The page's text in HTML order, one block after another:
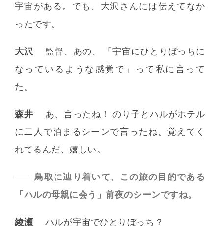
宇宙がある。でも、大沢さんには伝えてなか
ったです。
大沢
監督、あの、 「宇宙にひとりぼっちに
なっているような感覚で」って私に言って
た。
森井
あ、言ったね！ のり子とハルがホテル
に二人で泊まるシーンで言ったね。覚えてく
れてるんだ、嬉しい。
鳥取に辿り着いて、この旅の目的である
「ハルの母親に会う」前夜のシーンですね。
綾瀬 ハルが宇宙でひとりぼっち？